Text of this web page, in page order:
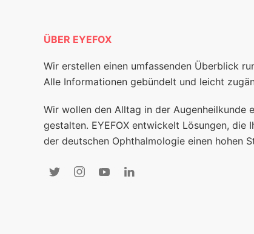
ÜBER EYEFOX
Wir erstellen einen umfassenden Überblick
Alle Informationen gebündelt und leicht
Wir wollen den Alltag in der Augenheilkunde
gestalten. EYEFOX entwickelt Lösungen, die
der deutschen Ophthalmologie einen hohen